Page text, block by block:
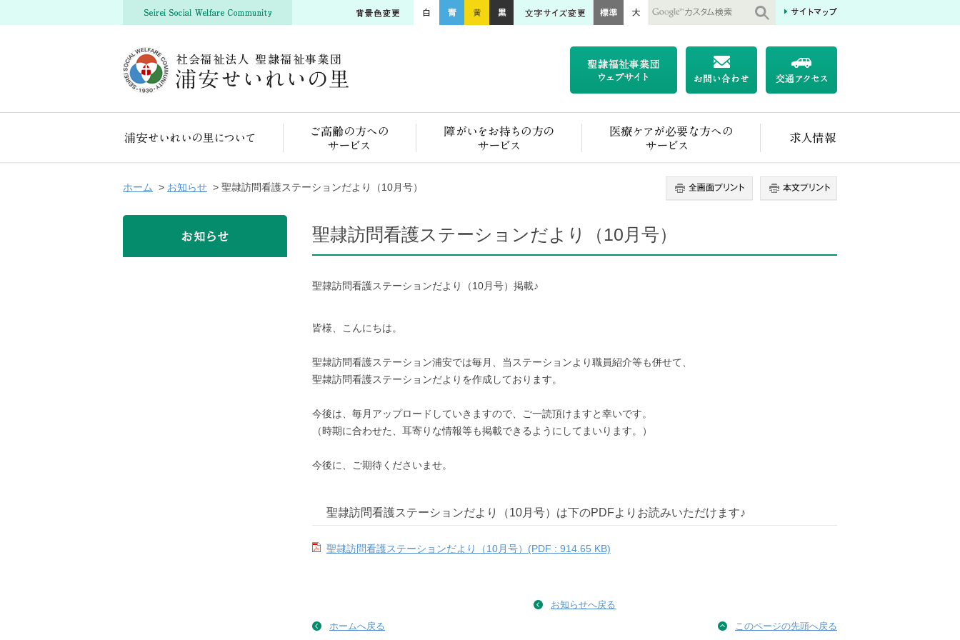
ホーム > お知らせ > 聖隷訪問看護ステーションだより（10月号）
聖隷訪問看護ステーションだより（10月号）
聖隷訪問看護ステーションだより（10月号）掲載♪
皆様、こんにちは。
聖隷訪問看護ステーション浦安では毎月、当ステーションより職員紹介等も併せて、
聖隷訪問看護ステーションだよりを作成しております。
今後は、毎月アップロードしていきますので、ご一読頂けますと幸いです。
（時期に合わせた、耳寄りな情報等も掲載できるようにしてまいります。）
今後に、ご期待くださいませ。
聖隷訪問看護ステーションだより（10月号）は下のPDFよりお読みいただけます♪
聖隷訪問看護ステーションだより（10月号）(PDF : 914.65 KB)
お知らせへ戻る
ホームへ戻る
このページの先頭へ戻る